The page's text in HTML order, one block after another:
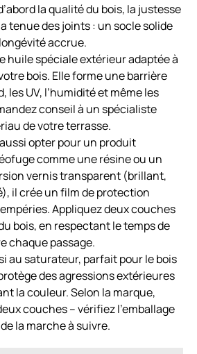
la qualité du bois, la justesse
tenue des joints : un socle solide
accrue.
huile spéciale extérieur adaptée à
bois. Elle forme une barrière
les UV, l’humidité et même les
conseil à un spécialiste
de votre terrasse.
opter pour un produit
comme une résine ou un
vernis transparent (brillant,
il crée un film de protection
Appliquez deux couches
bois, en respectant le temps de
chaque passage.
au saturateur, parfait pour le bois
des agressions extérieures
la couleur. Selon la marque,
couches – vérifiez l’emballage
la marche à suivre.